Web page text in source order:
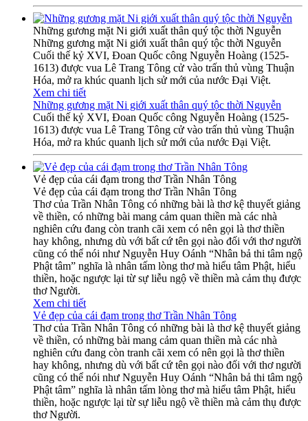
Những gương mặt Ni giới xuất thân quý tộc thời Nguyễn
Những gương mặt Ni giới xuất thân quý tộc thời Nguyễn
Cuối thế kỷ XVI, Đoan Quốc công Nguyễn Hoàng (1525-
1613) được vua Lê Trang Tông cử vào trấn thủ vùng Thuận
Hóa, mở ra khúc quanh lịch sử mới của nước Đại Việt.
Xem chi tiết
Những gương mặt Ni giới xuất thân quý tộc thời Nguyễn
Cuối thế kỷ XVI, Đoan Quốc công Nguyễn Hoàng (1525-
1613) được vua Lê Trang Tông cử vào trấn thủ vùng Thuận
Hóa, mở ra khúc quanh lịch sử mới của nước Đại Việt.
Vẻ đẹp của cái đạm trong thơ Trần Nhân Tông
Vẻ đẹp của cái đạm trong thơ Trần Nhân Tông
Thơ của Trần Nhân Tông có những bài là thơ kệ thuyết giảng
về thiền, có những bài mang cảm quan thiền mà các nhà
nghiên cứu đang còn tranh cãi xem có nên gọi là thơ thiền
hay không, nhưng dù với bất cứ tên gọi nào đối với thơ người
cũng có thể nói như Nguyễn Huy Oánh “Nhân bả thi tâm ngộ
Phật tâm” nghĩa là nhân tấm lòng thơ mà hiểu tâm Phật, hiểu
thiền, hoặc ngược lại từ sự liễu ngộ về thiền mà cảm thụ được
thơ Người.
Xem chi tiết
Vẻ đẹp của cái đạm trong thơ Trần Nhân Tông
Thơ của Trần Nhân Tông có những bài là thơ kệ thuyết giảng
về thiền, có những bài mang cảm quan thiền mà các nhà
nghiên cứu đang còn tranh cãi xem có nên gọi là thơ thiền
hay không, nhưng dù với bất cứ tên gọi nào đối với thơ người
cũng có thể nói như Nguyễn Huy Oánh “Nhân bả thi tâm ngộ
Phật tâm” nghĩa là nhân tấm lòng thơ mà hiểu tâm Phật, hiểu
thiền, hoặc ngược lại từ sự liễu ngộ về thiền mà cảm thụ được
thơ Người.